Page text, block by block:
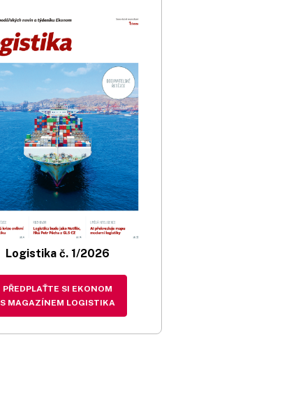
Logistika č. 1/2026
PŘEDPLAŤTE SI EKONOM
S MAGAZÍNEM LOGISTIKA